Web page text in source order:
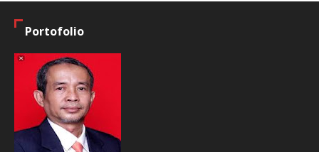
Portofolio